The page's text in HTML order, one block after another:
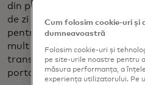
din portofelul lor Web3
de zi cu zi. Simplu spus,
pentru ca cineva să
mult de autentificarea
transfera active digitale din
portofele cripto.
Cum folosim cookie-uri și
dumneavoastră
Folosim cookie-uri și
pe site-urile noastre pentru
măsura performanța, a
experiența utilizatorului. Pe